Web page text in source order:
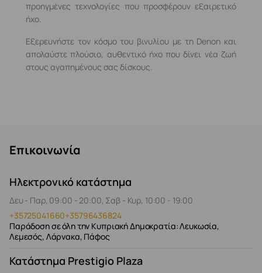
προηγμένες τεχνολογίες που προσφέρουν εξαιρετικό
ήχο.
Εξερευνήστε τον κόσμο του βινυλίου με τη Denon και
απολαύστε πλούσιο, αυθεντικό ήχο που δίνει νέα ζωή
στους αγαπημένους σας δίσκους.
Επικοινωνία
Ηλεκτρονικό κατάστημα
Δευ - Παρ, 09:00 - 20:00, Σαβ - Κυρ, 10:00 - 19:00
+35725041660+35796436824
Παράδοση σε όλη την Κυπριακή Δημοκρατία: Λευκωσία,
Λεμεσός, Λάρνακα, Πάφος
Κατάστημα Prestigio Plaza